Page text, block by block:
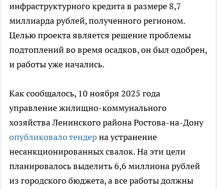
инфраструктурного кредита в размере 8,7
миллиарда рублей, полученного регионом.
Целью проекта является решение проблемы
подтоплений во время осадков, он был одобрен,
и работы уже начались.
Как сообщалось, 10 ноября 2025 года
управление жилищно-коммунального
хозяйства Ленинского района Ростова-на-Дону
опубликовало тендерна устранение
несанкционированных свалок. На эти цели
планировалось выделить 6,6 миллиона рублей
из городского бюджета, а все работы должны